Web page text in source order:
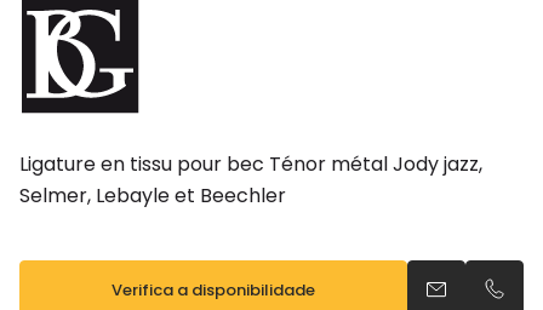
Ligature en tissu pour bec Ténor métal Jody jazz,
Selmer, Lebayle et Beechler
Verifica a disponibilidade Envia um e-